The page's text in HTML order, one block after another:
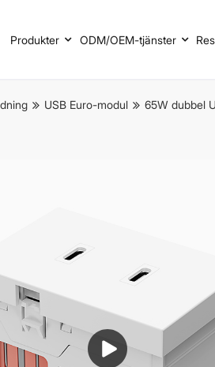
Produkter ODM/OEM-tjänster
USB Euro-modul 65W dubbel